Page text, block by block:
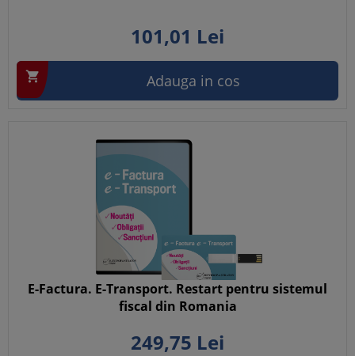
101,01 Lei
 Adauga in cos
E-Factura. E-Transport. Restart pentru sistemul
fiscal din Romania
249,75 Lei